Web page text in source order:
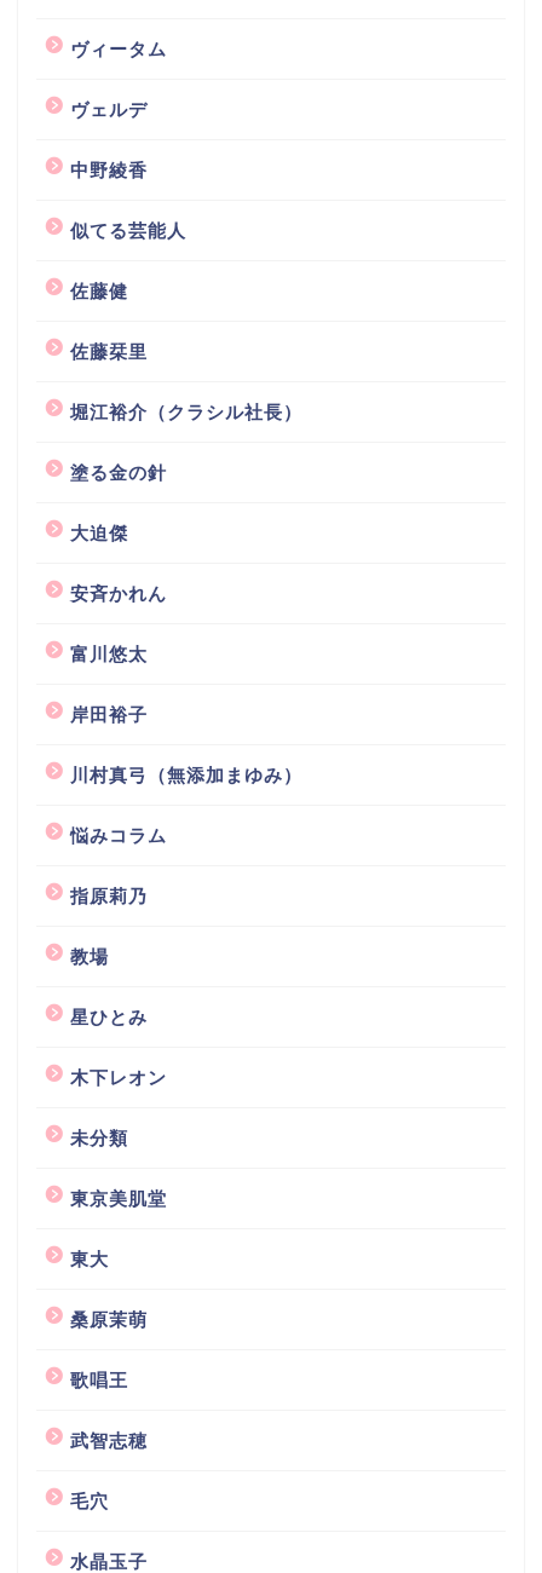
ヴィータム
ヴェルデ
中野綾香
似てる芸能人
佐藤健
佐藤栞里
堀江裕介（クラシル社長）
塗る金の針
大迫傑
安斉かれん
富川悠太
岸田裕子
川村真弓（無添加まゆみ）
悩みコラム
指原莉乃
教場
星ひとみ
木下レオン
未分類
東京美肌堂
東大
桑原茉萌
歌唱王
武智志穂
毛穴
水晶玉子